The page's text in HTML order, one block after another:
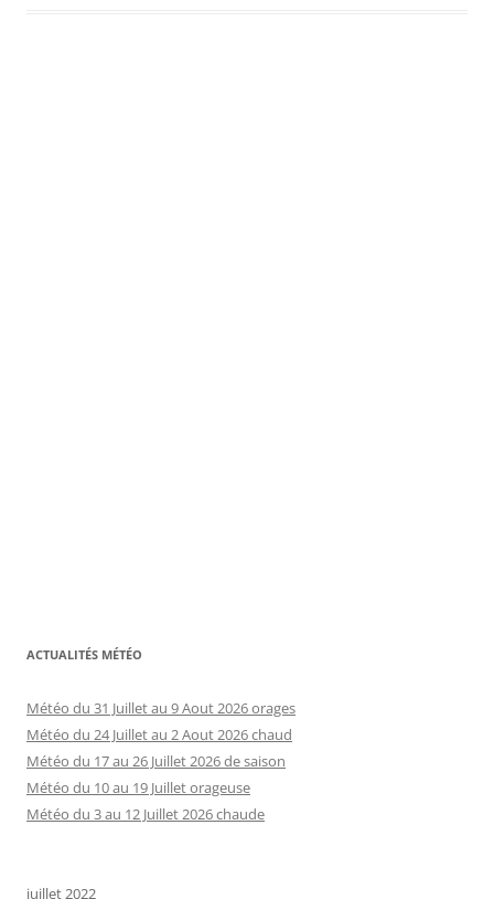
ACTUALITÉS MÉTÉO
Météo du 31 Juillet au 9 Aout 2026 orages
Météo du 24 Juillet au 2 Aout 2026 chaud
Météo du 17 au 26 Juillet 2026 de saison
Météo du 10 au 19 Juillet orageuse
Météo du 3 au 12 Juillet 2026 chaude
juillet 2022